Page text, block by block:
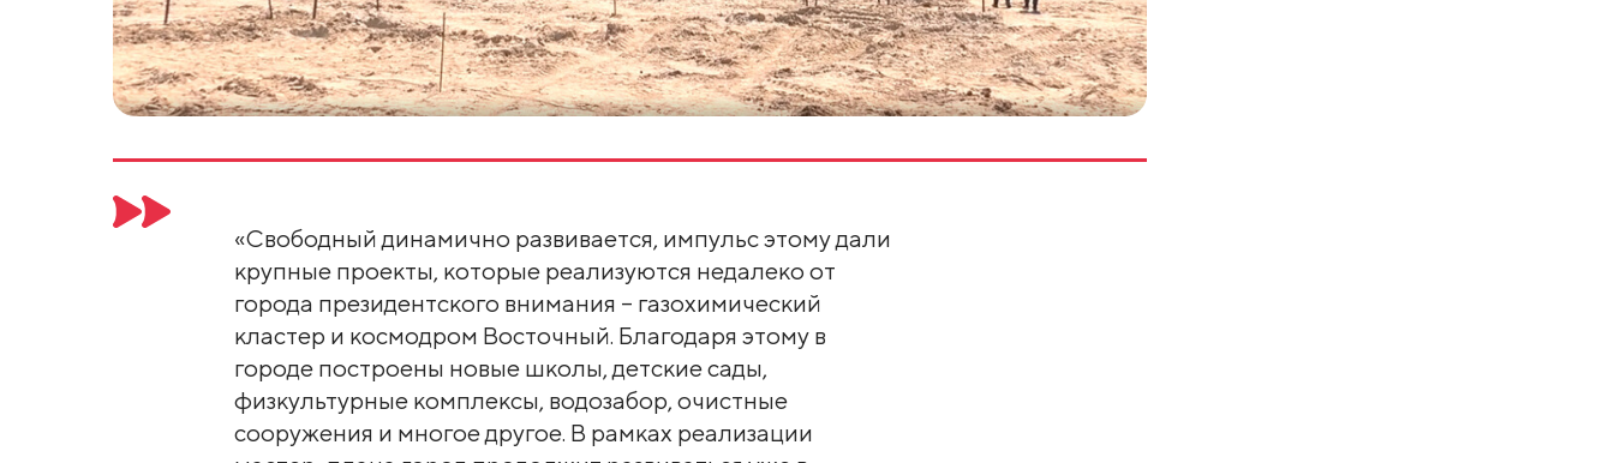
«Свободный динамично развивается, импульс этому дали
крупные проекты, которые реализуются недалеко от
города президентского внимания – газохимический
кластер и космодром Восточный. Благодаря этому в
городе построены новые школы, детские сады,
физкультурные комплексы, водозабор, очистные
сооружения и многое другое. В рамках реализации